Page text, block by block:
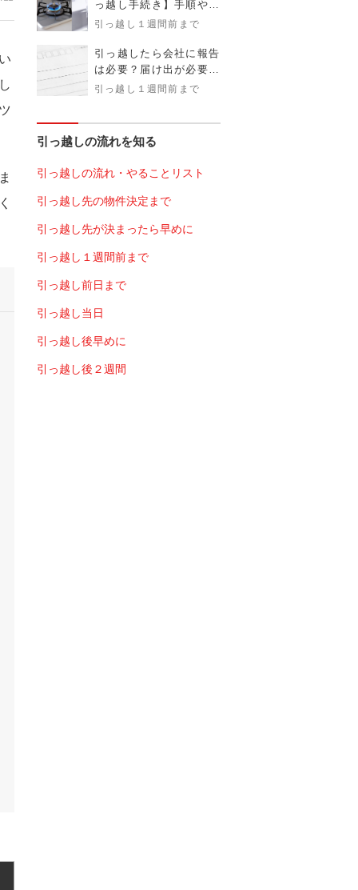
っ越し手続き】手順や注
意点、疑問まで解説
引っ越し１週間前まで
引っ越したら会社に報告
は必要？届け出が必要な
理由とタイミング、伝え
引っ越し１週間前まで
引っ越しの流れを知る
引っ越しの流れ・やることリスト
引っ越し先の物件決定まで
引っ越し先が決まったら早めに
引っ越し１週間前まで
引っ越し前日まで
引っ越し当日
引っ越し後早めに
引っ越し後２週間